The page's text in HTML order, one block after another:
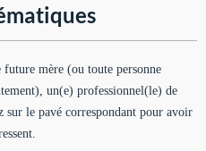
future mère (ou toute personne
un(e) professionnel(le) de
le pavé correspondant pour avoir